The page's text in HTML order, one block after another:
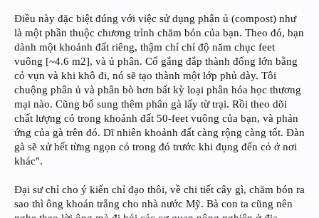
Điều này đặc biệt đúng với việc sử dụng phân ủ (compost) như
là một phần thuộc chương trình chăm bón của bạn. Theo đó, bạn
dành một khoảnh đất riêng, thậm chí chỉ độ năm chục feet
vuông [~4.6 m2], và ủ phân. Cố gắng đắp thành đống lớn bằng
cỏ vụn và khi khô đi, nó sẽ tạo thành một lớp phủ dày. Tôi
chuộng phân ủ và phân bò hơn bất kỳ loại phân hóa học thương
mại nào. Cũng bổ sung thêm phân gà lấy từ trại. Rồi theo dõi
chất lượng cỏ trong khoảnh đất 50-feet vuông của bạn, và phản
ứng của gà trên đó. Dĩ nhiên khoảnh đất càng rộng càng tốt. Đàn
gà sẽ xử hết từng ngọn cỏ trong đó trước khi đụng đến cỏ ở nơi
khác".
Đại sư chỉ cho ý kiến chỉ đạo thôi, về chi tiết cây gì, chăm bón ra
sao thì ông khoán trắng cho nhà nước Mỹ. Bà con ta cũng nên